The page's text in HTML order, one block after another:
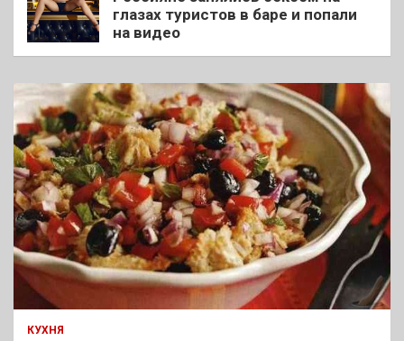
глазах туристов в баре и попали
на видео
КУХНЯ